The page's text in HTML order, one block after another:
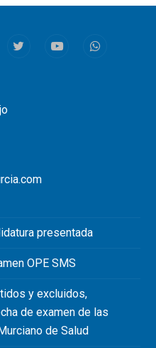
TwitterYoutubeWhatsapp
presentada
OPE SMS
y excluidos,
de examen de las
de Salud